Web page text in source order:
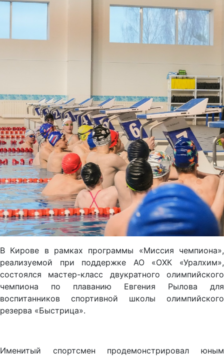
В Кирове в рамках программы «Миссия чемпиона»,
реализуемой при поддержке АО «ОХК «Уралхим»,
состоялся мастер-класс двукратного олимпийского
чемпиона по плаванию Евгения Рылова для
воспитанников спортивной школы олимпийского
резерва «Быстрица».
Именитый спортсмен продемонстрировал юным